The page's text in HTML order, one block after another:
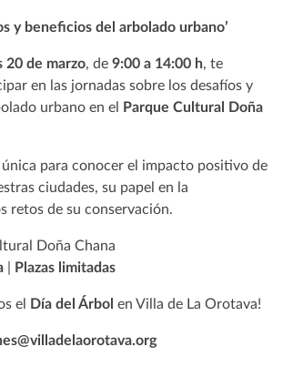
y beneficios del arbolado urbano’
20 de marzo, de 9:00 a 14:00 h, te
en las jornadas sobre los desafíos y
urbano en el
Parque Cultural Doña
para conocer el impacto positivo de
ciudades, su papel en la
retos de su conservación.
Doña Chana
Plazas limitadas
el Día del Árbol en Villa de La Orotava!